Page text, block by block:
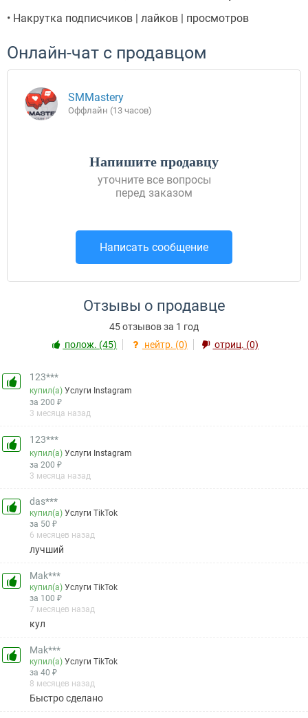
• Накрутка подписчиков | лайков | просмотров
Онлайн-чат с продавцом
SMMastery
Оффлайн (13 часов)
Напишите продавцу
уточните все вопросы
перед заказом
Написать сообщение
Отзывы о продавце
45 отзывов за 1 год
полож. (45)
нейтр. (0) отриц. (0)
123***
купил(а)Услуги Instagram
за 200 ₽
3 месяца назад
123***
купил(а)Услуги Instagram
за 200 ₽
3 месяца назад
das***
купил(а)Услуги TikTok
за 50 ₽
6 месяцев назад
лучший
Mak***
купил(а)Услуги TikTok
за 100 ₽
7 месяцев назад
кул
Mak***
купил(а)Услуги TikTok
за 40 ₽
8 месяцев назад
Быстро сделано